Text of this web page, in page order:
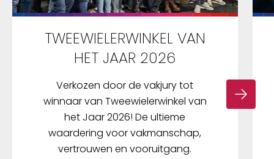
TWEEWIELERWINKEL VAN
HET JAAR 2026
Verkozen door de vakjury tot
winnaar van Tweewielerwinkel van
het Jaar 2026! De ultieme
waardering voor vakmanschap,
vertrouwen en vooruitgang.